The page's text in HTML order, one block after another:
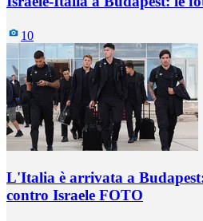
10
L'Italia è arrivata a
contro Israele FOTO